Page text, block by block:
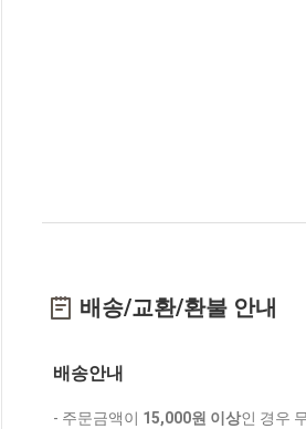
배송/교환/환불 안내
배송안내
- 주문금액이 15,000원 이상인 경우